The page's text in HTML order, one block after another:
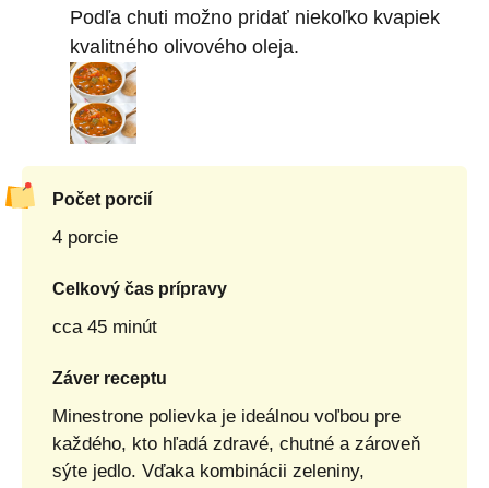
Podľa chuti možno pridať niekoľko kvapiek
kvalitného olivového oleja.
Počet porcií
4 porcie
Celkový čas prípravy
cca 45 minút
Záver receptu
Minestrone polievka je ideálnou voľbou pre
každého, kto hľadá zdravé, chutné a zároveň
sýte jedlo. Vďaka kombinácii zeleniny,